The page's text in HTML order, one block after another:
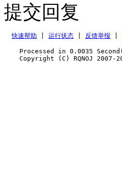
提交回复
快速帮助 运行状态 反馈举报
    Processed in 0.0035	Second(s)